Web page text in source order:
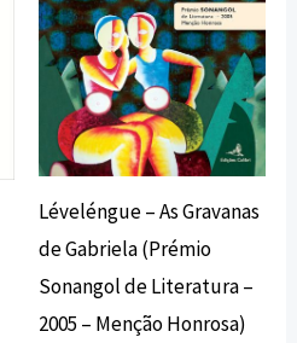
Léveléngue – As Gravanas
de Gabriela (Prémio
Sonangol de Literatura –
2005 – Menção Honrosa)